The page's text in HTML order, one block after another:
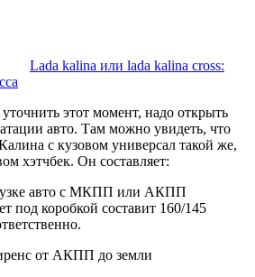
Lada kalina или lada kalina cross:
этот момент, надо открыть
авто. Там можно увидеть, что
с кузовом универсал такой же,
хэтчбек. Он составляет:
авто с МКПП или АКПП
под коробкой составит 160/145
от АКПП до земли